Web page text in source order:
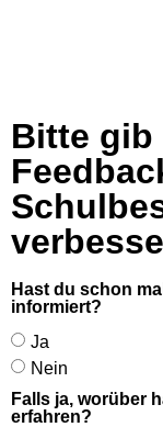
Bitte gib
Hast du schon
informiert?
Ja
Nein
Falls ja, worüber
erfahren?